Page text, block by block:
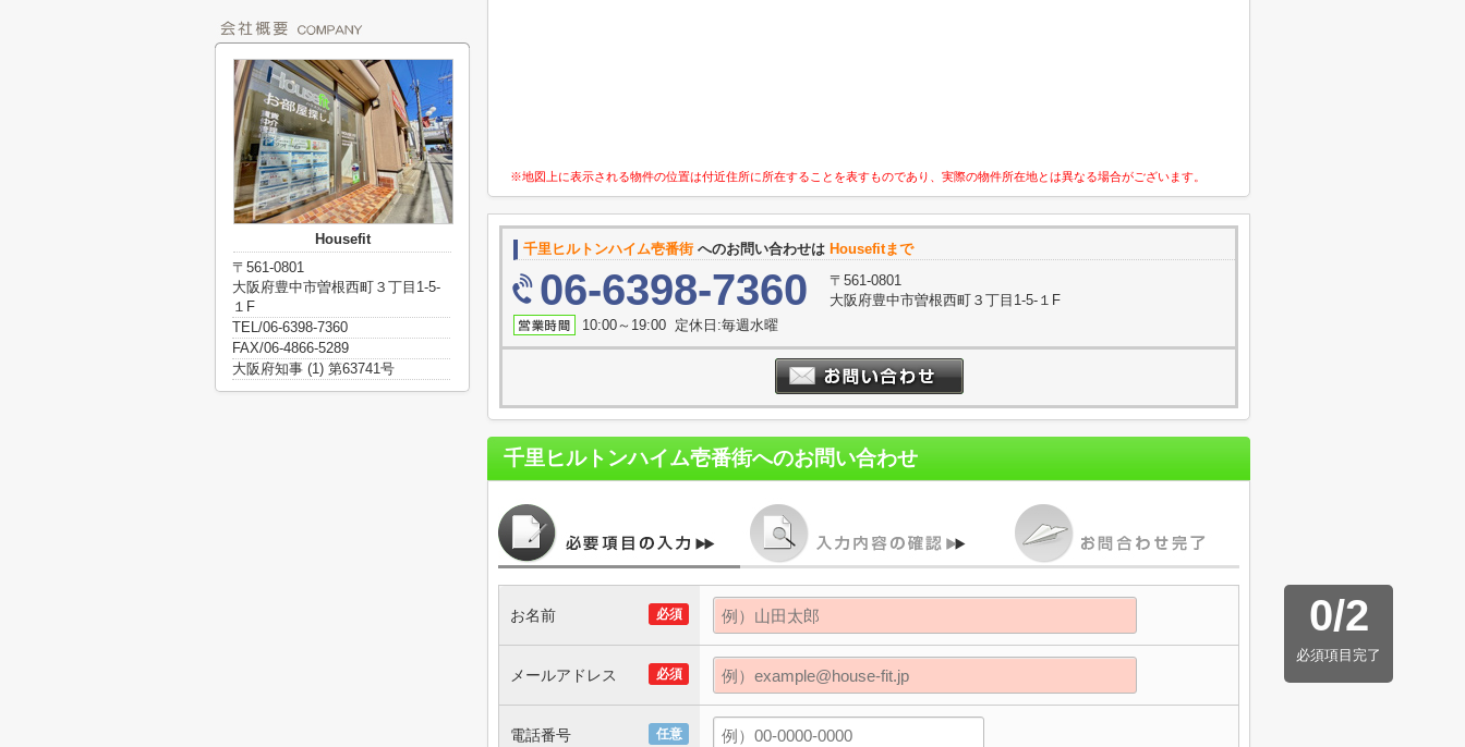
※地図上に表示される物件の位置は付近住所に所在することを表すものであり、実際の物件所在地とは異なる場合がございます。
千里ヒルトンハイム壱番街 へのお問い合わせは Housefitまで
06-6398-7360
〒561-0801
大阪府豊中市曽根西町３丁目1-5-１F
10:00～19:00 定休日:毎週水曜
千里ヒルトンハイム壱番街へのお問い合わせ
0/2
必須項目完了
必須
お名前
必須
メールアドレス
任意
電話番号
Housefit
〒561-0801
大阪府豊中市曽根西町３丁目1-5-
１F
TEL/06-6398-7360
FAX/06-4866-5289
大阪府知事 (1) 第63741号